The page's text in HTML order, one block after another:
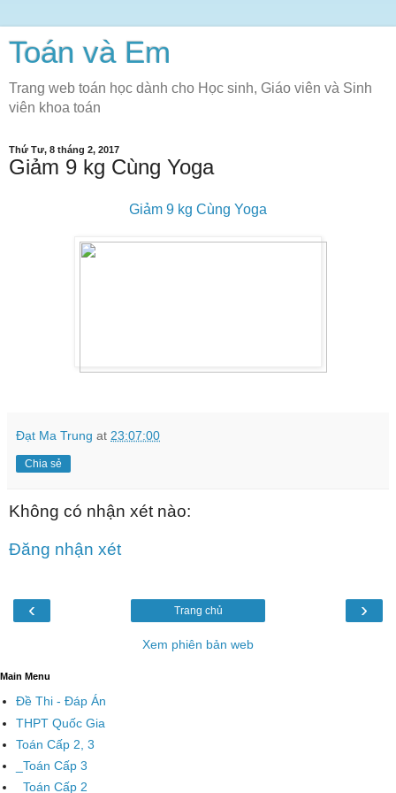
Toán và Em
Trang web toán học dành cho Học sinh, Giáo viên và Sinh
viên khoa toán
Thứ Tư, 8 tháng 2, 2017
Giảm 9 kg Cùng Yoga
Giảm 9 kg Cùng Yoga
Đạt Ma Trung at 23:07:00
Chia sẻ
Không có nhận xét nào:
Đăng nhận xét
‹ ›
Trang chủ
Xem phiên bản web
Main Menu
Đề Thi - Đáp Án
THPT Quốc Gia
Toán Cấp 2, 3
_Toán Cấp 3
_Toán Cấp 2